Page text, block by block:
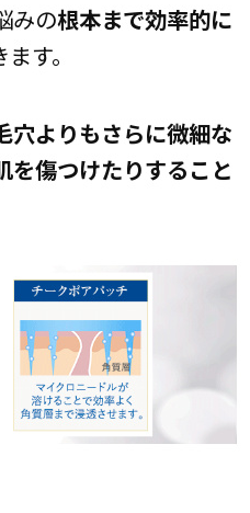
みの根本まで効率的に
す。
穴よりもさらに微細な
を傷つけたりすること